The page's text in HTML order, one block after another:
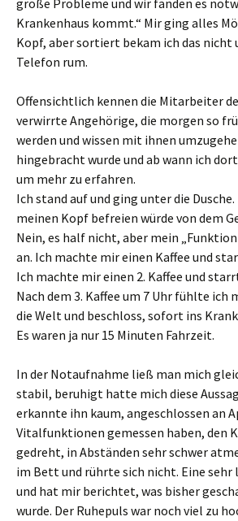
große Probleme und wir fanden es
Krankenhaus kommt.“ Mir ging alles
Kopf, aber sortiert bekam ich das
Telefon rum.
Offensichtlich kennen die Mitarbeiter
verwirrte Angehörige, die morgen so
werden und wissen mit ihnen
hingebracht wurde und ab wann ich
um mehr zu erfahren.
Ich stand auf und ging unter die Dusche.
meinen Kopf befreien würde von dem
Nein, es half nicht, aber mein
an. Ich machte mir einen Kaffee und
Ich machte mir einen 2. Kaffee und
Nach dem 3. Kaffee um 7 Uhr fühlte ich
die Welt und beschloss, sofort ins
Es waren ja nur 15 Minuten Fahrzeit.
In der Notaufnahme ließ man mich
stabil, beruhigt hatte mich diese
erkannte ihn kaum, angeschlossen an
Vitalfunktionen gemessen haben, den
gedreht, in Abständen sehr schwer
im Bett und rührte sich nicht. Eine
und hat mir berichtet, was bisher
wurde. Der Ruhepuls war noch viel zu